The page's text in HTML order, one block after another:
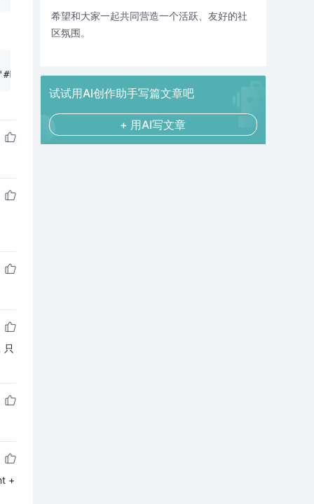
只
+
希望和大家一起共同营造一个活跃、友好的社
区氛围。
试试用AI创作助手写篇文章吧
+ 用AI写文章